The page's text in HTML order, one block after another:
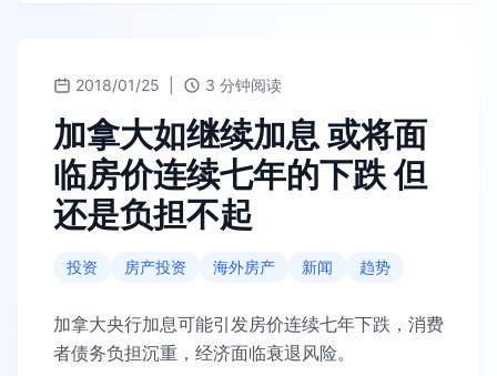
2018/01/25 3 分钟阅读
加拿大如继续加息 或将面
临房价连续七年的下跌 但
还是负担不起
投资 房产投资 海外房产 新闻 趋势
加拿大央行加息可能引发房价连续七年下跌，消费
者债务负担沉重，经济面临衰退风险。